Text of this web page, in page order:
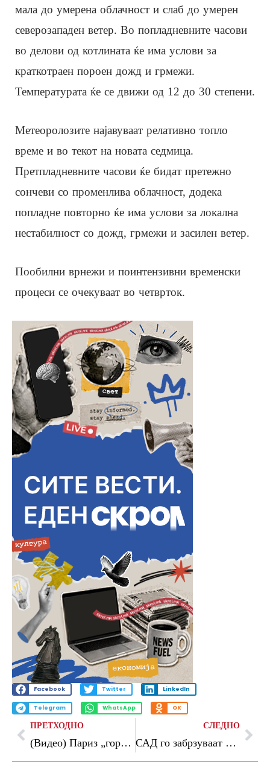
мала до умерена облачност и слаб до умерен
северозападен ветер. Во попладневните часови
во делови од котлината ќе има услови за
краткотраен пороен дожд и грмежи.
Температурата ќе се движи од 12 до 30 степени.
Метеоролозите најавуваат релативно топло
време и во текот на новата седмица.
Претпладневните часови ќе бидат претежно
сончеви со променлива облачност, додека
попладне повторно ќе има услови за локална
нестабилност со дожд, грмежи и засилен ветер.
Пообилни врнежи и поинтензивни временски
процеси се очекуваат во четврток.
Facebook Twitter LinkedIn
Telegram WhatsApp OK
ПРЕТХОДНО
(Видео) Париз „гори“ се слави титулата на ПСЖ
СЛЕДНО
САД го забрзуваат повлекувањето на војниците од Европа, планот наскоро пред НАТО сојузниците